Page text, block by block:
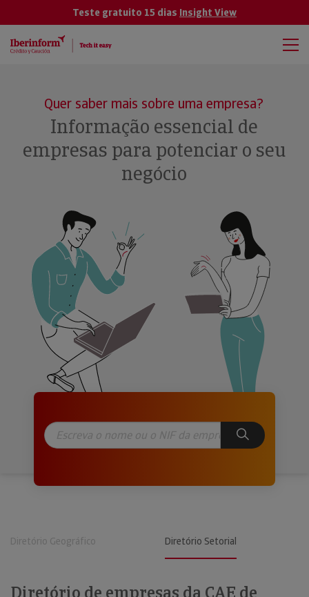
Teste gratuito 15 dias Insight View
Quer saber mais sobre uma empresa?
Informação essencial de
empresas para potenciar o seu
negócio
Diretório Geográfico Diretório Setorial
Diretório de empresas da CAE de